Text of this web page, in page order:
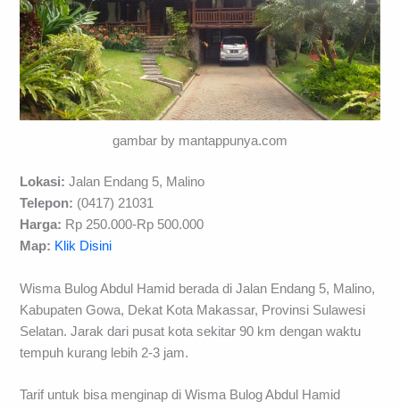
gambar by mantappunya.com
Lokasi: Jalan Endang 5, Malino
Telepon: (0417) 21031
Harga: Rp 250.000-Rp 500.000
Map: Klik Disini
Wisma Bulog Abdul Hamid berada di Jalan Endang 5, Malino,
Kabupaten Gowa, Dekat Kota Makassar, Provinsi Sulawesi
Selatan. Jarak dari pusat kota sekitar 90 km dengan waktu
tempuh kurang lebih 2-3 jam.
Tarif untuk bisa menginap di Wisma Bulog Abdul Hamid